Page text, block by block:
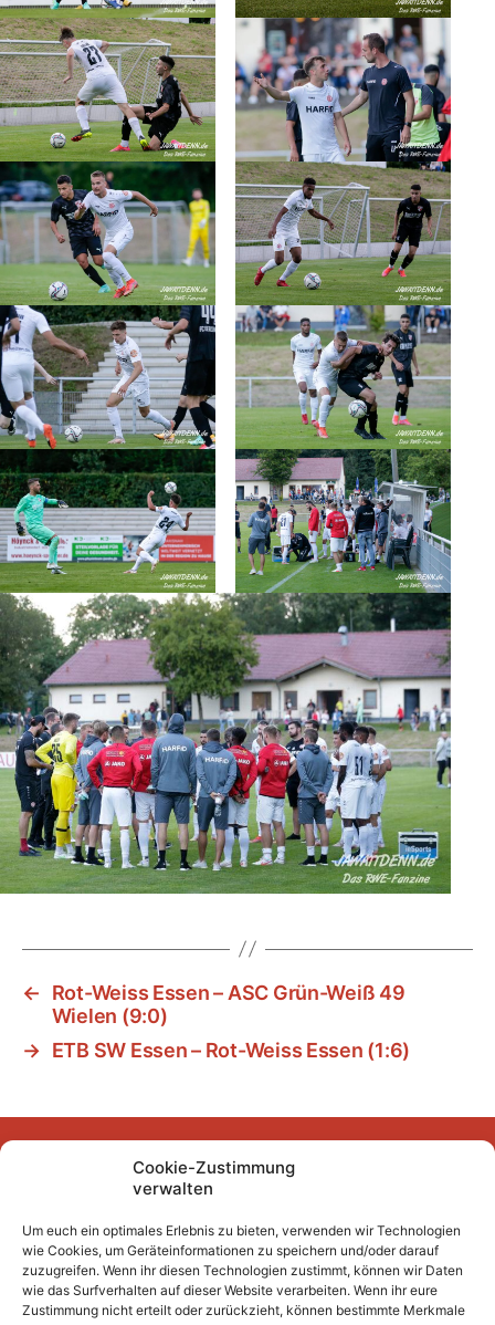
Cookie-Zustimmung
verwalten
Um euch ein optimales Erlebnis zu bieten, verwenden wir Technologien
wie Cookies, um Geräteinformationen zu speichern und/oder darauf
zuzugreifen. Wenn ihr diesen Technologien zustimmt, können wir Daten
wie das Surfverhalten auf dieser Website verarbeiten. Wenn ihr eure
Zustimmung nicht erteilt oder zurückzieht, können bestimmte Merkmale
←
Rot-Weiss Essen – ASC Grün-Weiß 49
Wielen (9:0)
→ ETB SW Essen – Rot-Weiss Essen (1:6)
FacebookInstagram
YouTubeMastodonBluesky
Unser Archiv
Kurze Fuffzehn